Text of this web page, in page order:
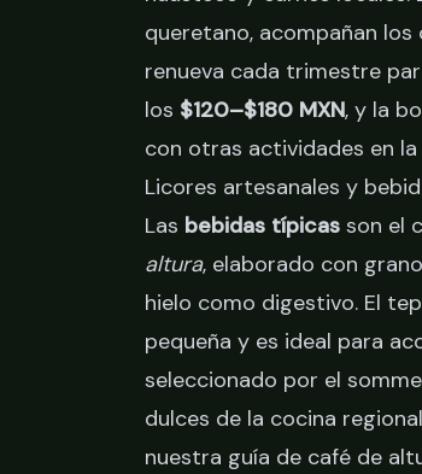
queretano, acompañan
renueva cada trimestre
los $120–$180 MXN, y la
con otras actividades en
Licores artesanales y
Las bebidas típicas son el
altura, elaborado con
hielo como digestivo. El
pequeña y es ideal para
seleccionado por el
dulces de la cocina
nuestra guía de café de